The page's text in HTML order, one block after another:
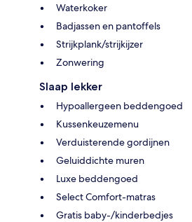
Waterkoker
Badjassen en pantoffels
Strijkplank/strijkijzer
Zonwering
Slaap lekker
Hypoallergeen beddengoed
Kussenkeuzemenu
Verduisterende gordijnen
Geluiddichte muren
Luxe beddengoed
Select Comfort-matras
Gratis baby-/kinderbedjes